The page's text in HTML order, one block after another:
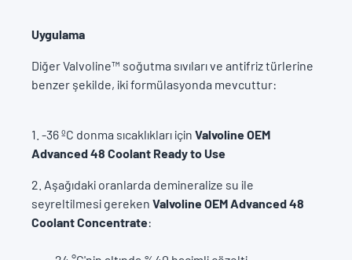
Uygulama
Diğer Valvoline™ soğutma sıvıları ve antifriz türlerine
benzer şekilde, iki formülasyonda mevcuttur:
1. -36 ºC donma sıcaklıkları için Valvoline OEM
Advanced 48 Coolant Ready to Use
2. Aşağıdaki oranlarda demineralize su ile
seyreltilmesi gereken Valvoline OEM Advanced 48
Coolant Concentrate: